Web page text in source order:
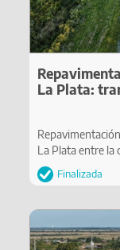
La Plata:
La Plata entre la
Finalizada